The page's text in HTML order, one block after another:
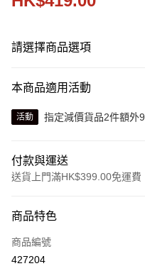
請選擇商品選項
本商品適用活動
活動 指定減價貨品2件額外
付款與運送
送貨上門滿HK$399.00免運費
信用卡
線上付款
商品特色
商品編號
427204